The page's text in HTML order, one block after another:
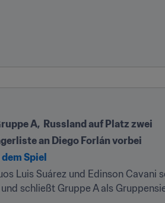
A,  Russland auf Platz zwei
an Diego Forlán vorbei
Spiel
Luis Suárez und Edinson
schließt Gruppe A als